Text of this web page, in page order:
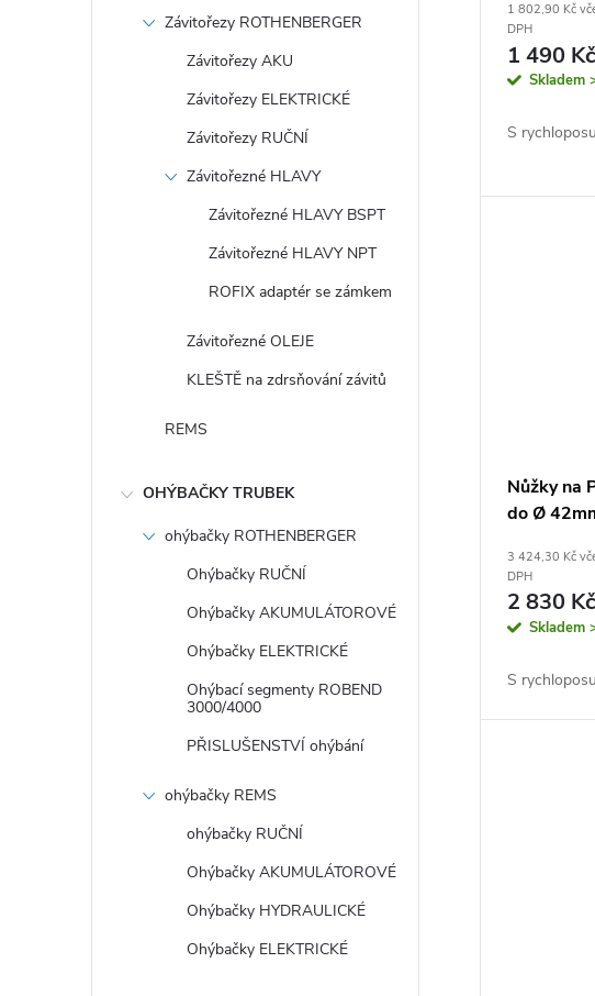
Závitořezy ROTHENBERGER
Závitořezy AKU
Závitořezy ELEKTRICKÉ
Závitořezy RUČNÍ
Závitořezné HLAVY
Závitořezné HLAVY BSPT
Závitořezné HLAVY NPT
ROFIX adaptér se zámkem
Závitořezné OLEJE
KLEŠTĚ na zdrsňování závitů
REMS
OHÝBAČKY TRUBEK
ohýbačky ROTHENBERGER
Ohýbačky RUČNÍ
Ohýbačky AKUMULÁTOROVÉ
Ohýbačky ELEKTRICKÉ
Ohýbací segmenty ROBEND
3000/4000
PŘISLUŠENSTVÍ ohýbání
ohýbačky REMS
ohýbačky RUČNÍ
Ohýbačky AKUMULÁTOROVÉ
Ohýbačky HYDRAULICKÉ
Ohýbačky ELEKTRICKÉ
1 802,90 Kč
DPH
1 490 Kč
Skladem
S
Nůžky na
do Ø
3 424,30 Kč
DPH
2 830 Kč
Skladem
S